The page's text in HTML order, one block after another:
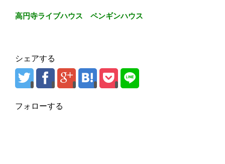
高円寺ライブハウス ペンギンハウス
シェアする
フォローする